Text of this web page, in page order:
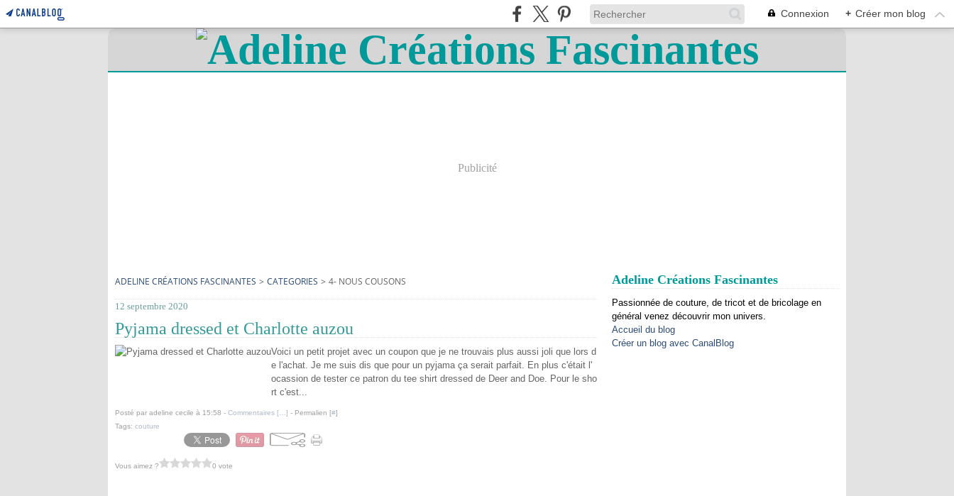
Connexion + Créer mon blog
Publicité
ADELINE CRÉATIONS FASCINANTES > CATEGORIES > 4- NOUS COUSONS
12 septembre 2020
Pyjama dressed et Charlotte auzou
Voici un petit projet avec un coupon que je ne trouvais plus aussi joli que lors d
e l'achat. Je me suis dis que pour un pyjama ça serait parfait. En plus c'était l'
ocassion de tester ce patron du tee shirt dressed de Deer and Doe. Pour le sho
rt c'est...
Posté par adeline cecile à 15:58 - Commentaires [ ] - Permalien [#]
Tags: couture
Vous aimez ? 0 vote
Adeline Créations Fascinantes
Passionnée de couture, de tricot et de bricolage en
général venez découvrir mon univers.
Accueil du blog
Créer un blog avec CanalBlog